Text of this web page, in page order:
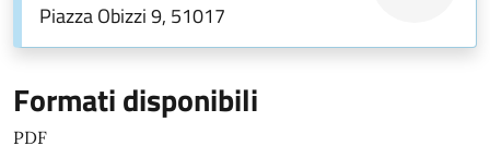
Piazza Obizzi 9, 51017
Formati disponibili
PDF